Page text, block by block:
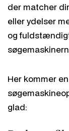
der matcher
eller ydelser
og
Her kommer
glad: